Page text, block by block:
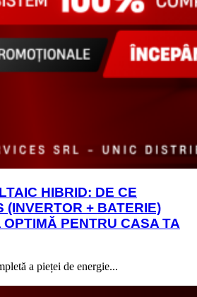
HIBRID: DE CE
(INVERTOR + BATERIE)
PENTRU CASA TA
a pieței de energie...